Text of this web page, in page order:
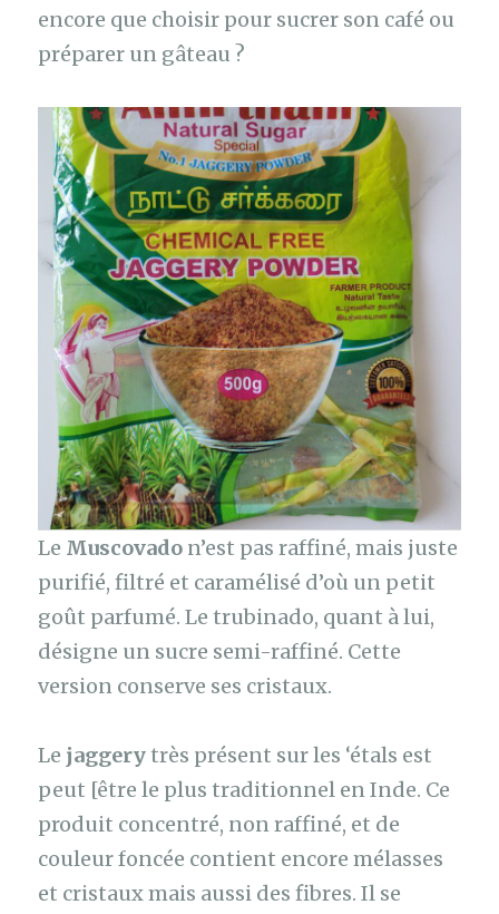
encore que choisir pour sucrer son café ou
préparer un gâteau ?
Le Muscovado n’est pas raffiné, mais juste
purifié, filtré et caramélisé d’où un petit
goût parfumé. Le trubinado, quant à lui,
désigne un sucre semi-raffiné. Cette
version conserve ses cristaux.
Le jaggerytrès présent sur les ‘étals est
peut [être le plus traditionnel en Inde. Ce
produit concentré, non raffiné, et de
couleur foncée contient encore mélasses
et cristaux mais aussi des fibres. Il se